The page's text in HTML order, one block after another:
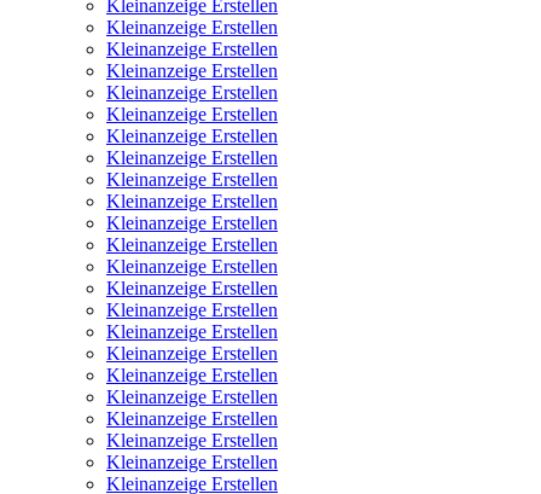
Kleinanzeige Erstellen
Kleinanzeige Erstellen
Kleinanzeige Erstellen
Kleinanzeige Erstellen
Kleinanzeige Erstellen
Kleinanzeige Erstellen
Kleinanzeige Erstellen
Kleinanzeige Erstellen
Kleinanzeige Erstellen
Kleinanzeige Erstellen
Kleinanzeige Erstellen
Kleinanzeige Erstellen
Kleinanzeige Erstellen
Kleinanzeige Erstellen
Kleinanzeige Erstellen
Kleinanzeige Erstellen
Kleinanzeige Erstellen
Kleinanzeige Erstellen
Kleinanzeige Erstellen
Kleinanzeige Erstellen
Kleinanzeige Erstellen
Kleinanzeige Erstellen
Kleinanzeige Erstellen